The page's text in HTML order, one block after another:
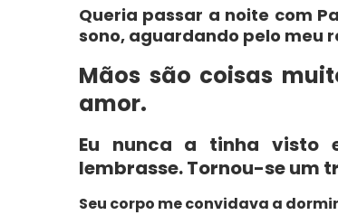
Queria passar a noite com
sono, aguardando pelo meu
Mãos são coisas
amor.
Eu nunca a tinha visto
lembrasse. Tornou-se um
Seu corpo me convidava a